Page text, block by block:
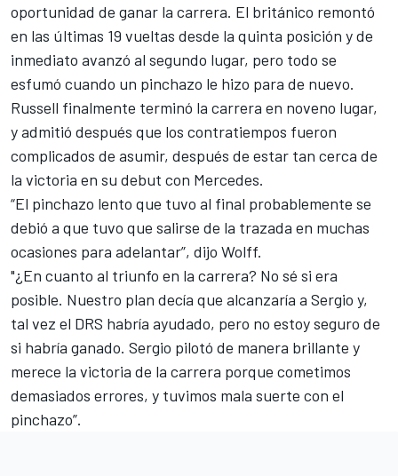
oportunidad de ganar la carrera. El británico remontó
en las últimas 19 vueltas desde la quinta posición y de
inmediato avanzó al segundo lugar, pero todo se
esfumó cuando un pinchazo le hizo para de nuevo.
Russell finalmente terminó la carrera en noveno lugar,
y admitió después que los contratiempos fueron
complicados de asumir, después de estar tan cerca de
la victoria en su debut con Mercedes.
“El pinchazo lento que tuvo al final probablemente se
debió a que tuvo que salirse de la trazada en muchas
ocasiones para adelantar”, dijo Wolff.
"¿En cuanto al triunfo en la carrera? No sé si era
posible. Nuestro plan decía que alcanzaría a Sergio y,
tal vez el DRS habría ayudado, pero no estoy seguro de
si habría ganado. Sergio pilotó de manera brillante y
merece la victoria de la carrera porque cometimos
demasiados errores, y tuvimos mala suerte con el
pinchazo”.